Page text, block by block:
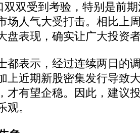
双双受到考验，特别是前
场人气大受打击。相比上
盘表现，确实让广大投资
表示，经过连续两日的
上近期新股密集发行导致
才有望企稳。因此，建议
。